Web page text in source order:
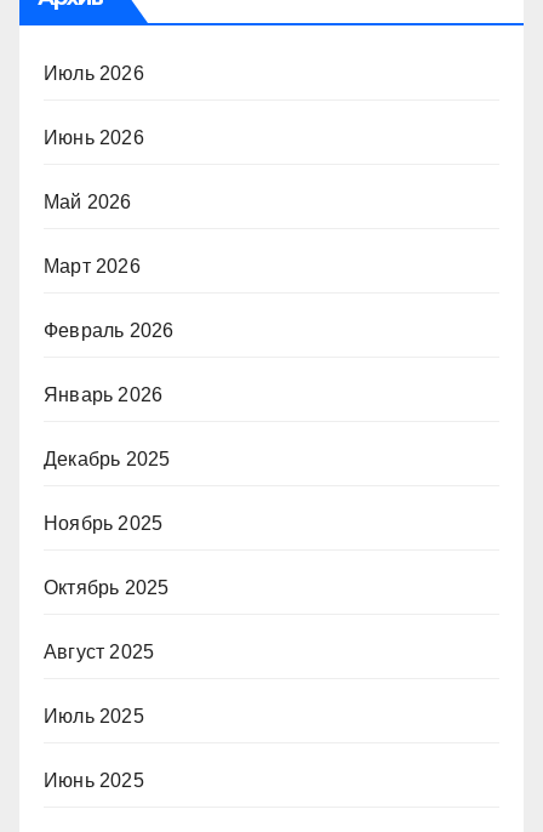
Июль 2026
Июнь 2026
Май 2026
Март 2026
Февраль 2026
Январь 2026
Декабрь 2025
Ноябрь 2025
Октябрь 2025
Август 2025
Июль 2025
Июнь 2025